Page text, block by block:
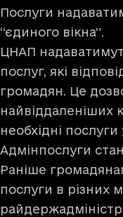
Послуги
“єдиного вікна”.
ЦНАП
послуг, які
громадян. Це
найвіддаленіших
необхідні
Адмінпослуги
Раніше
послуги в різних